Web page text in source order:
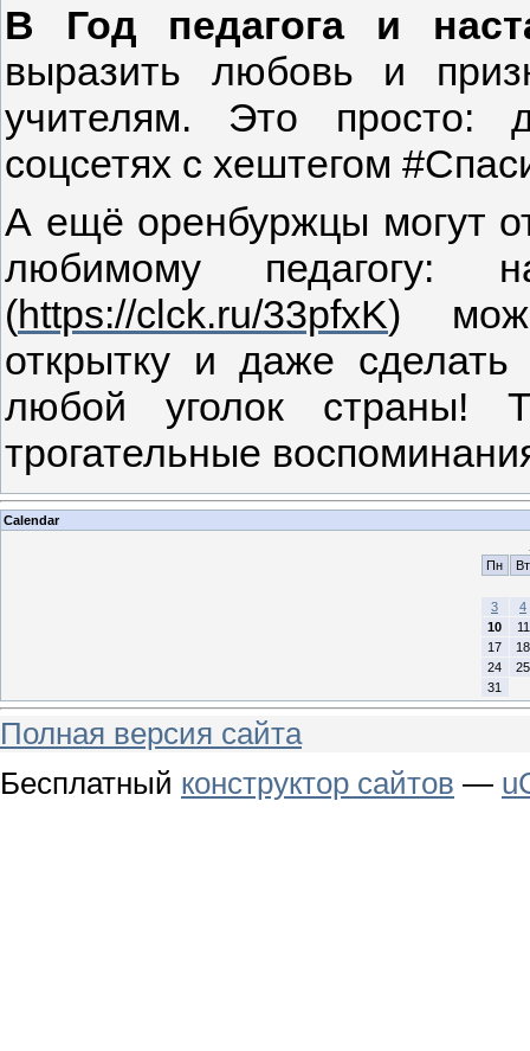
В Год педагога и
выразить любовь и
учителям. Это просто:
соцсетях с хештегом
А ещё оренбуржцы могут
любимому педагогу:
(https://clck.ru/33pfxK)
открытку и даже
любой уголок страны!
трогательные
Calendar
Пн
Вт
3
4
10
11
17
18
24
25
31
Полная версия сайта
Бесплатный конструктор сайтов —